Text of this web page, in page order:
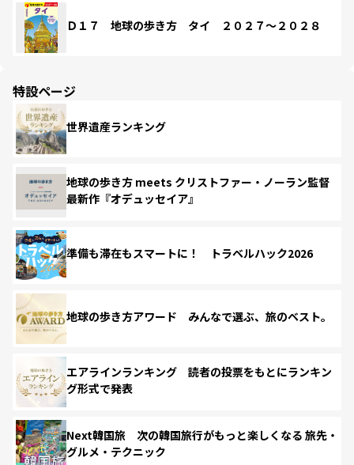
Ｄ１７ 地球の歩き方 タイ ２０２７～２０２８
特設ページ
世界遺産ランキング
地球の歩き方 meets クリストファー・ノーラン監督
最新作『オデュッセイア』
準備も滞在もスマートに！ トラベルハック2026
地球の歩き方アワード みんなで選ぶ、旅のベスト。
エアラインランキング 読者の投票をもとにランキン
グ形式で発表
Next韓国旅 次の韓国旅行がもっと楽しくなる 旅先・
グルメ・テクニック